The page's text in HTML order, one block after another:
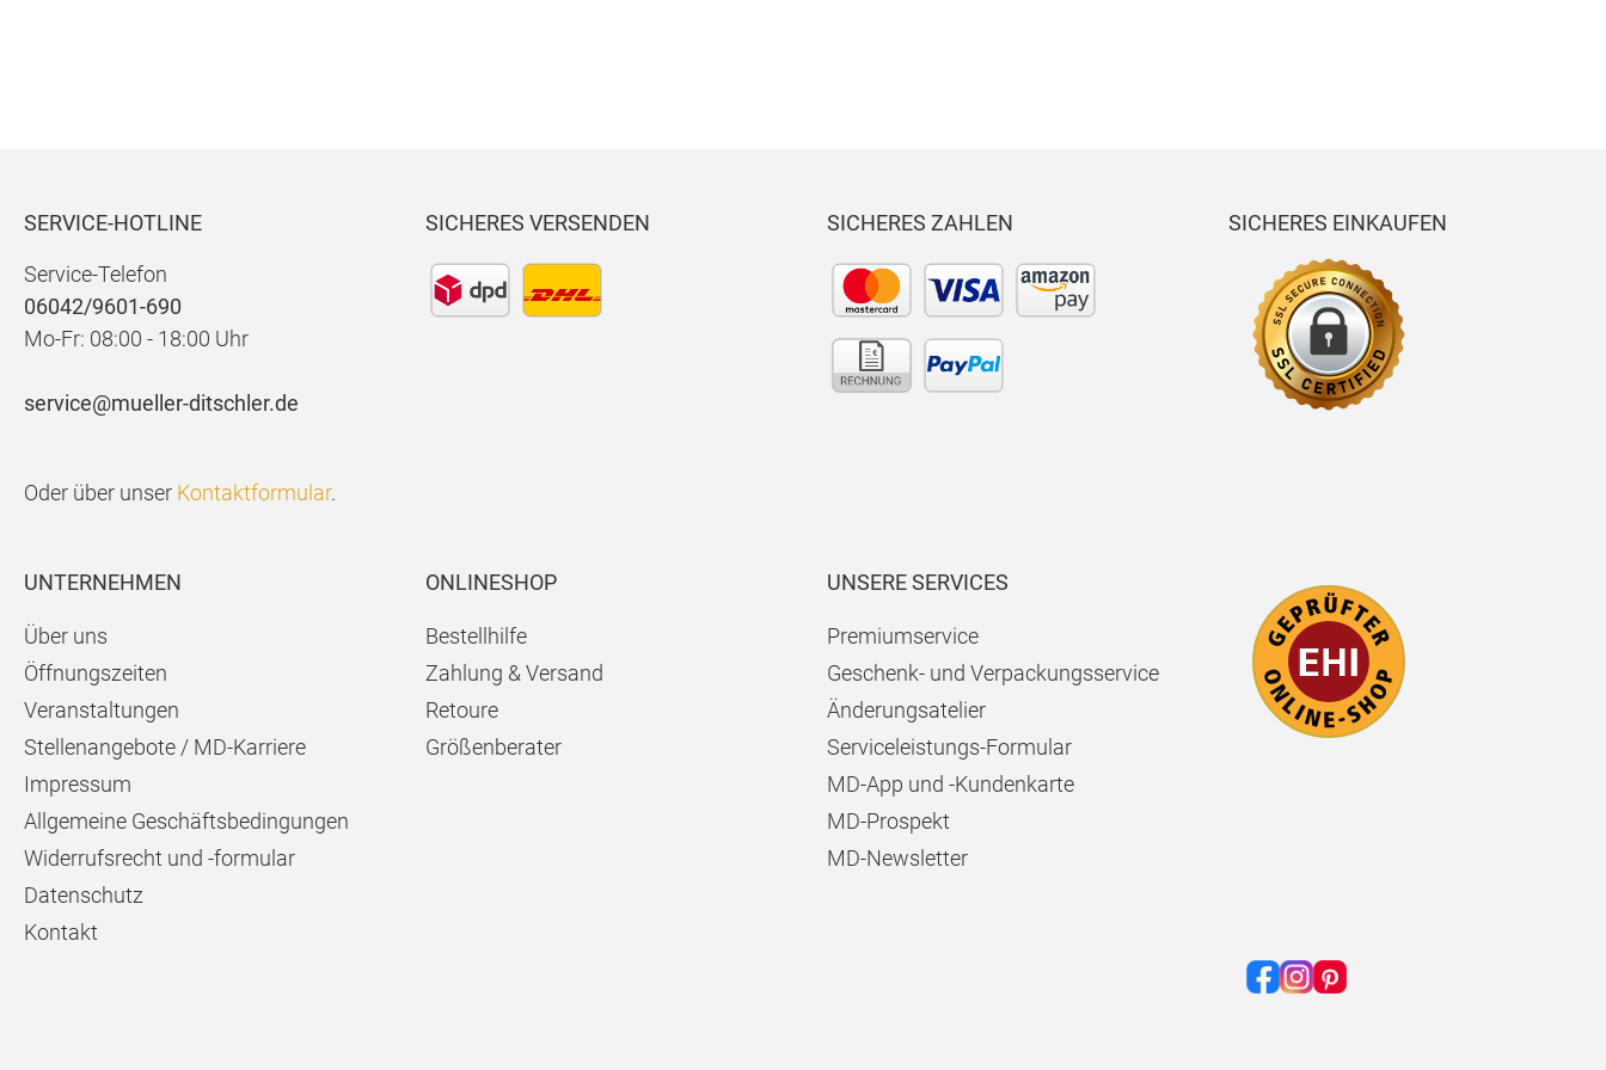
SERVICE-HOTLINE
Service-Telefon
06042/9601-690
Mo-Fr: 08:00 - 18:00 Uhr
service@mueller-ditschler.de
Oder über unser Kontaktformular.
SICHERES VERSENDEN SICHERES ZAHLEN SICHERES EINKAUFEN
UNTERNEHMEN
Über uns
Öffnungszeiten
Veranstaltungen
Stellenangebote / MD-Karriere
Impressum
Allgemeine Geschäftsbedingungen
Widerrufsrecht und -formular
Datenschutz
Kontakt
ONLINESHOP
Bestellhilfe
Zahlung & Versand
Retoure
Größenberater
UNSERE SERVICES
Premiumservice
Geschenk- und Verpackungsservice
Änderungsatelier
Serviceleistungs-Formular
MD-App und -Kundenkarte
MD-Prospekt
MD-Newsletter